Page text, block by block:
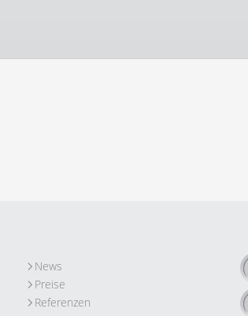
News
Preise
Referenzen